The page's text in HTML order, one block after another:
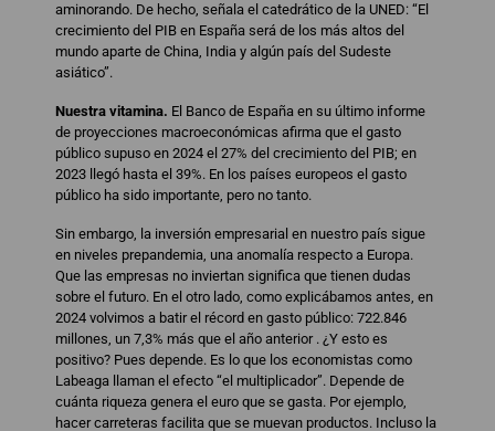
aminorando. De hecho, señala el catedrático de la UNED: “El
crecimiento del PIB en España será de los más altos del
mundo aparte de China, India y algún país del Sudeste
asiático”.
Nuestra vitamina. El Banco de España en su último informe
de proyecciones macroeconómicas afirma que el gasto
público supuso en 2024 el 27% del crecimiento del PIB; en
2023 llegó hasta el 39%. En los países europeos el gasto
público ha sido importante, pero no tanto.
Sin embargo, la inversión empresarial en nuestro país sigue
en niveles prepandemia, una anomalía respecto a Europa.
Que las empresas no inviertan significa que tienen dudas
sobre el futuro. En el otro lado, como explicábamos antes, en
2024 volvimos a batir el récord en gasto público: 722.846
millones, un 7,3% más que el año anterior . ¿Y esto es
positivo? Pues depende. Es lo que los economistas como
Labeaga llaman el efecto “el multiplicador”. Depende de
cuánta riqueza genera el euro que se gasta. Por ejemplo,
hacer carreteras facilita que se muevan productos. Incluso la